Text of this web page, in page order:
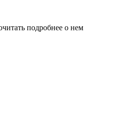
подробнее о нем